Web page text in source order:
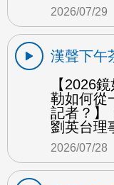
2026/07/29
漢聲下午
【2026
勒如何從
記者？】
劉英台理
2026/07/28